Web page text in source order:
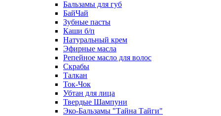
Бальзамы для губ
БайЧай
Зубные пасты
Каши б/п
Натуральный крем
Эфирные масла
Репейное масло для волос
Скрабы
Талкан
Ток-Чок
Убтан для лица
Твердые Шампуни
Эко-Бальзамы "Тайна Тайги"